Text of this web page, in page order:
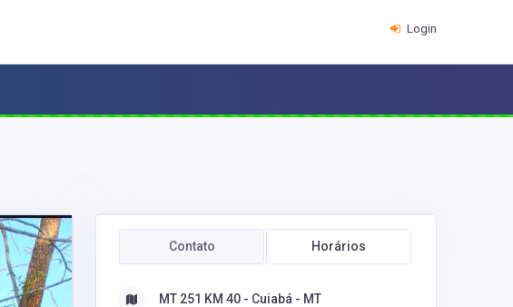
Login
Contato Horários
MT 251 KM 40 - Cuiabá - MT